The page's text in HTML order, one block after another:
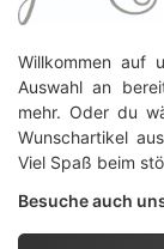
Willkommen auf
Auswahl an
mehr. Oder du
Wunschartikel
Viel Spaß beim
Besuche auch